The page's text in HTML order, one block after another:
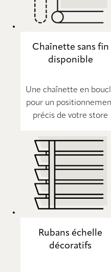
Chaînette sans fin
disponible
Une chaînette en
pour un
précis de votre store
Rubans échelle
décoratifs